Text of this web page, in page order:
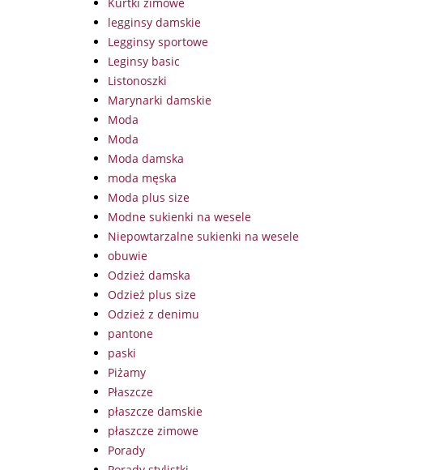
legginsy damskie
Legginsy sportowe
Leginsy basic
Listonoszki
Marynarki damskie
Moda
Moda
Moda damska
moda męska
Moda plus size
Modne sukienki na wesele
Niepowtarzalne sukienki na wesele
obuwie
Odzież damska
Odzież plus size
Odzież z denimu
pantone
paski
Piżamy
Płaszcze
płaszcze damskie
płaszcze zimowe
Porady